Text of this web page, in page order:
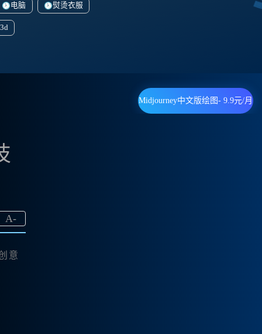
电脑 熨烫衣服
3d
Midjourney中文版绘图- 9.9元/月
A-
意